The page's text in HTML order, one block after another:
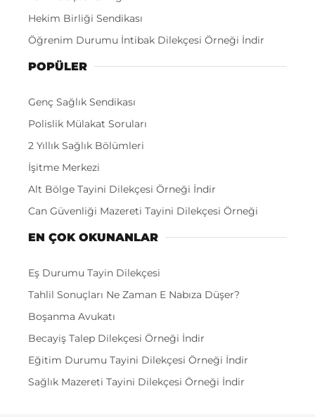
Hekim Birliği Sendikası
Öğrenim Durumu İntibak Dilekçesi Örneği İndir
POPÜLER
Genç Sağlık Sendikası
Polislik Mülakat Soruları
2 Yıllık Sağlık Bölümleri
İşitme Merkezi
Alt Bölge Tayini Dilekçesi Örneği İndir
Can Güvenliği Mazereti Tayini Dilekçesi Örneği
EN ÇOK OKUNANLAR
Eş Durumu Tayin Dilekçesi
Tahlil Sonuçları Ne Zaman E Nabıza Düşer?
Boşanma Avukatı
Becayiş Talep Dilekçesi Örneği İndir
Eğitim Durumu Tayini Dilekçesi Örneği İndir
Sağlık Mazereti Tayini Dilekçesi Örneği İndir